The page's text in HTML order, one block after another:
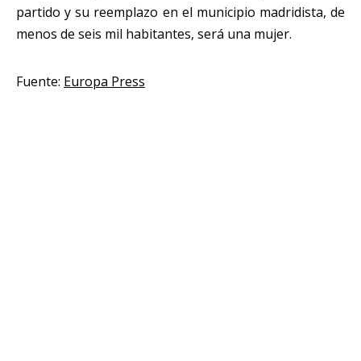
partido y su reemplazo en el municipio madridista, de
menos de seis mil habitantes, será una mujer.
Fuente: Europa Press